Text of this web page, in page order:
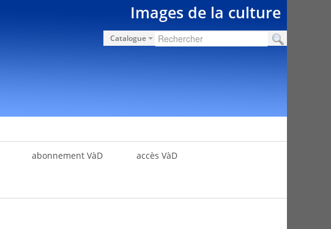
Images de la culture
Catalogue
abonnement VàD accès VàD